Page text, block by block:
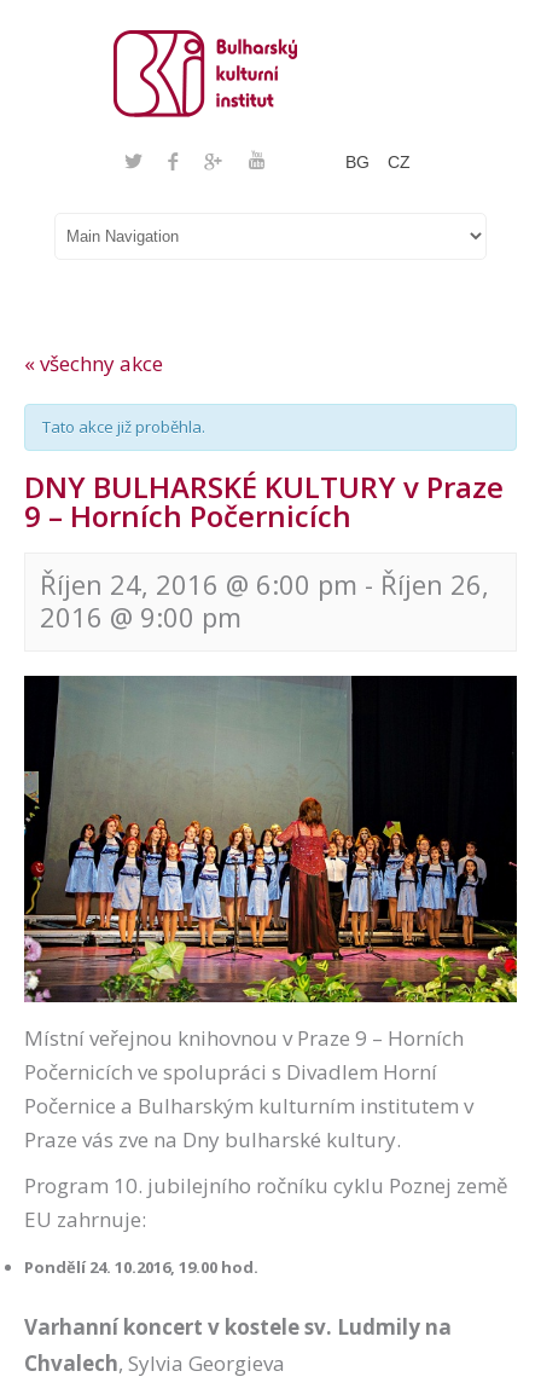
BG CZ
« všechny akce
Tato akce již proběhla.
DNY BULHARSKÉ KULTURY v Praze
9 – Horních Počernicích
Říjen 24, 2016 @ 6:00 pm - Říjen 26,
2016 @ 9:00 pm
Navigace
pro
akce
Místní veřejnou knihovnou v Praze 9 – Horních
Počernicích ve spolupráci s Divadlem Horní
Počernice a Bulharským kulturním institutem v
Praze vás zve na Dny bulharské kultury.
Program 10. jubilejního ročníku cyklu Poznej země
EU zahrnuje:
Pondělí 24. 10.2016, 19.00 hod.
Varhanní koncert v kostele sv. Ludmily na
Chvalech, Sylvia Georgieva